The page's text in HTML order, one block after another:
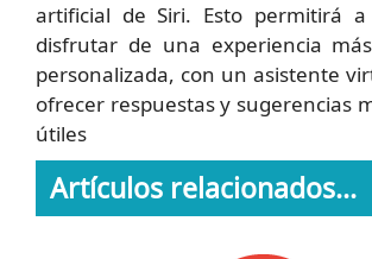
artificial de Siri. Esto permitirá
disfrutar de una experiencia
personalizada, con un asistente
ofrecer respuestas y sugerencias
útiles
Artículos relacionados...